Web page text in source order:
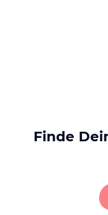
Finde